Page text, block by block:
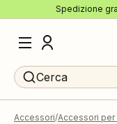
Spedizione
Cerca
Accessori Accessori